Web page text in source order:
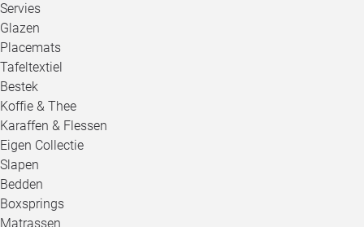
Servies
Glazen
Placemats
Tafeltextiel
Bestek
Koffie & Thee
Karaffen & Flessen
Eigen Collectie
Slapen
Bedden
Boxsprings
Matrassen